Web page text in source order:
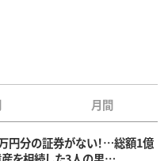
月間
円分の証券がない！…総額1億